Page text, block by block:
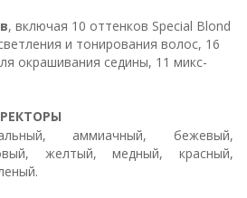
, включая 10 оттенков Special Blond
и тонирования волос, 16
окрашивания седины, 11 микс-
аммиачный, бежевый,
желтый, медный, красный,